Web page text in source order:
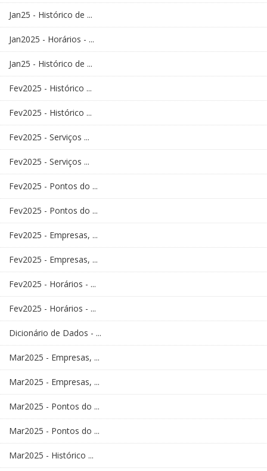
Jan25 - Histórico de ...
Jan2025 - Horários - ...
Jan25 - Histórico de ...
Fev2025 - Histórico ...
Fev2025 - Histórico ...
Fev2025 - Serviços ...
Fev2025 - Serviços ...
Fev2025 - Pontos do ...
Fev2025 - Pontos do ...
Fev2025 - Empresas, ...
Fev2025 - Empresas, ...
Fev2025 - Horários - ...
Fev2025 - Horários - ...
Dicionário de Dados - ...
Mar2025 - Empresas, ...
Mar2025 - Empresas, ...
Mar2025 - Pontos do ...
Mar2025 - Pontos do ...
Mar2025 - Histórico ...